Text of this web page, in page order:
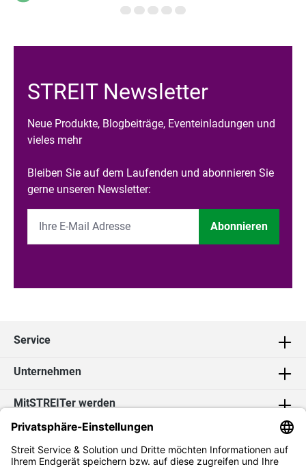
STREIT Newsletter
Neue Produkte, Blogbeiträge, Eventeinladungen und
vieles mehr
Bleiben Sie auf dem Laufenden und abonnieren Sie
gerne unseren Newsletter:
Abonnieren
Service
Unternehmen
MitSTREITer werden
Kontakt
Social Media